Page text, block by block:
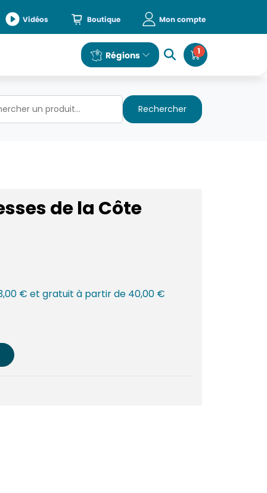
Vidéos Boutique Mon compte
Régions 1
Rechercher
de la Côte
€ et gratuit à partir de 40,00 €